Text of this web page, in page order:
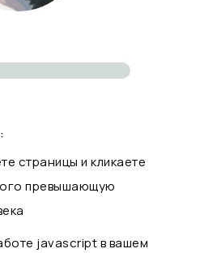
страницы и кликаете
превышающую
javascript в вашем